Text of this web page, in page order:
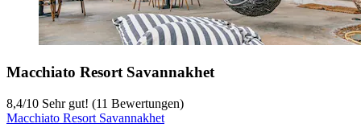
Macchiato Resort Savannakhet
8,4/10 Sehr gut! (11 Bewertungen)
Macchiato Resort Savannakhet